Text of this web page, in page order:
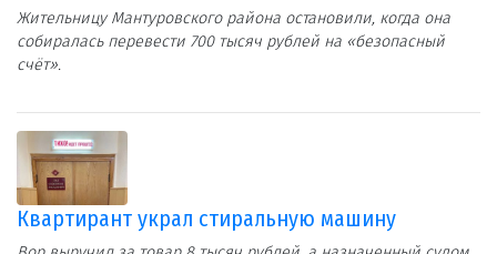
Жительницу Мантуровского района остановили, когда она
собиралась перевести 700 тысяч рублей на «безопасный
счёт».
Квартирант украл стиральную машину